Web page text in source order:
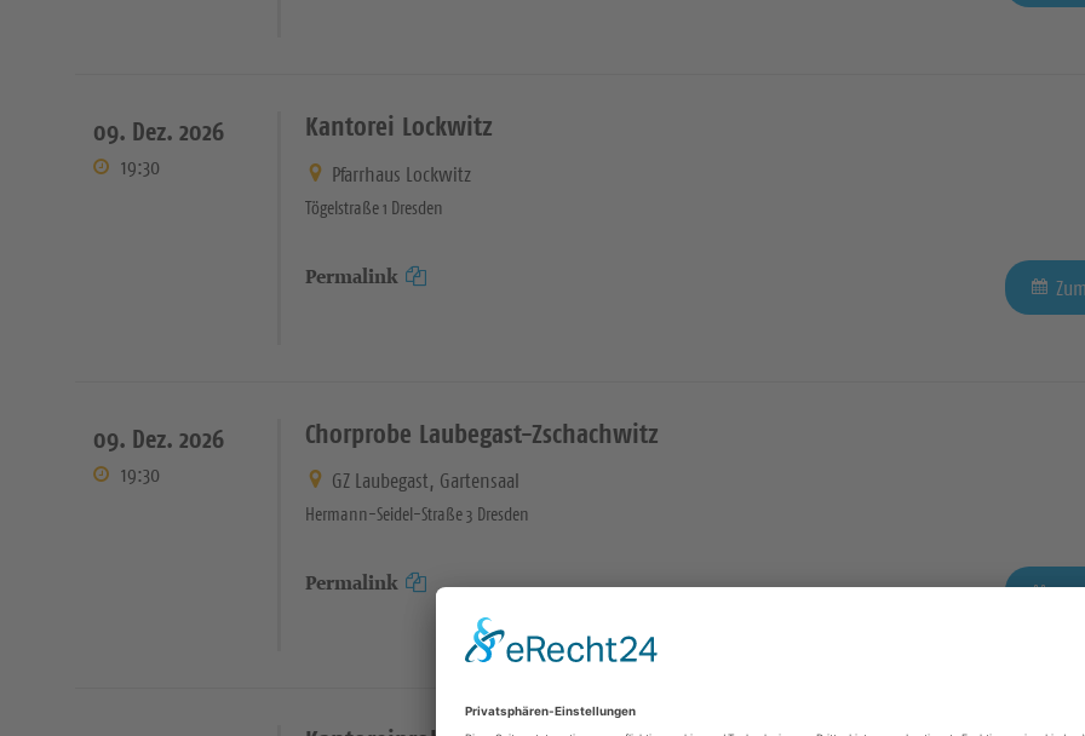
09. Dez. 2026
19:30
Kantorei Lockwitz
Pfarrhaus Lockwitz
Tögelstraße 1 Dresden
Permalink
09. Dez. 2026
19:30
Chorprobe Laubegast-Zschachwitz
GZ Laubegast, Gartensaal
Hermann-Seidel-Straße 3 Dresden
Permalink